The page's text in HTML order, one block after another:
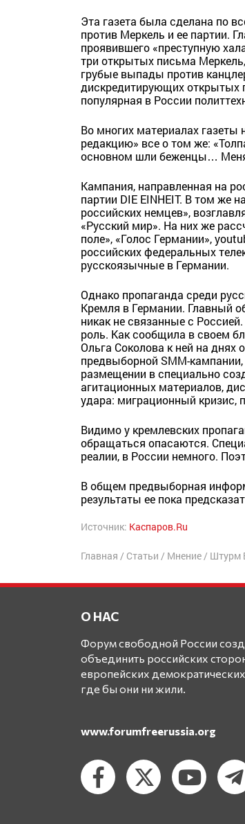
Эта газета была сделана по
против Меркель и ее партии.
проявившего «преступную
три открытых письма
грубые выпады против
дискредитирующих открытых
популярная в России
Во многих материалах газеты
редакцию» все о том же:
основном шли беженцы…
Кампания, направленная на
партии DIE EINHEIT. В том же
российских немцев»,
«Русский мир». На них же
поле», «Голос Германии»,
российских федеральных
русскоязычные в Германии.
Однако пропаганда среди
Кремля в Германии. Главный
никак не связанные с
роль. Как сообщила в своем
Ольга Соколова к ней на
предвыборной SMM-
размещении в специально
агитационных материалов,
удара: миграционный кризис,
Видимо у кремлевских
обращаться опасаются.
реалии, в России немного.
В общем предвыборная
результаты ее пока
Источник: Каспаров.Ru
Главная / Статьи / Мнение/ Штурм
О НАС
Форум свободной России
объединить российских
европейских
где бы они ни жили.
www.forumfreerussia.org